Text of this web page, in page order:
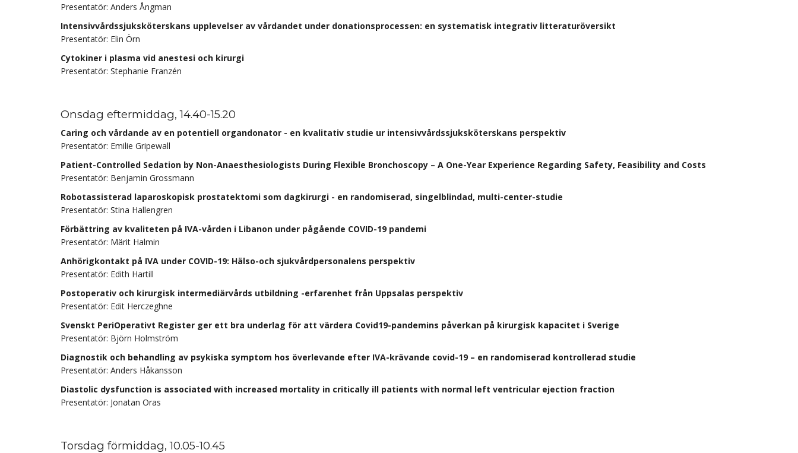
Presentatör: Anders Ångman
Intensivvårdssjuksköterskans upplevelser av vårdandet under donationsprocessen: en systematisk integrativ litteraturöversikt
Presentatör: Elin Örn
Cytokiner i plasma vid anestesi och kirurgi
Presentatör: Stephanie Franzén
Onsdag eftermiddag, 14.40-15.20
Caring och vårdande av en potentiell organdonator - en kvalitativ studie ur intensivvårdssjuksköterskans perspektiv
Presentatör: Emilie Gripewall
Patient-Controlled Sedation by Non-Anaesthesiologists During Flexible Bronchoscopy – A One-Year Experience Regarding Safety, Feasibility and Costs
Presentatör: Benjamin Grossmann
Robotassisterad laparoskopisk prostatektomi som dagkirurgi - en randomiserad, singelblindad, multi-center-studie
Presentatör: Stina Hallengren
Förbättring av kvaliteten på IVA-vården i Libanon under pågående COVID-19 pandemi
Presentatör: Märit Halmin
Anhörigkontakt på IVA under COVID-19: Hälso-och sjukvårdpersonalens perspektiv
Presentatör: Edith Hartill
Postoperativ och kirurgisk intermediärvårds utbildning -erfarenhet från Uppsalas perspektiv
Presentatör: Edit Herczeghne
Svenskt PeriOperativt Register ger ett bra underlag för att värdera Covid19-pandemins påverkan på kirurgisk kapacitet i Sverige
Presentatör: Björn Holmström
Diagnostik och behandling av psykiska symptom hos överlevande efter IVA-krävande covid-19 – en randomiserad kontrollerad studie
Presentatör: Anders Håkansson
Diastolic dysfunction is associated with increased mortality in critically ill patients with normal left ventricular ejection fraction
Presentatör: Jonatan Oras
Torsdag förmiddag, 10.05-10.45